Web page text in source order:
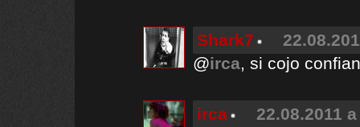
Shark7
@irca, si cojo
irca
22.08.2011